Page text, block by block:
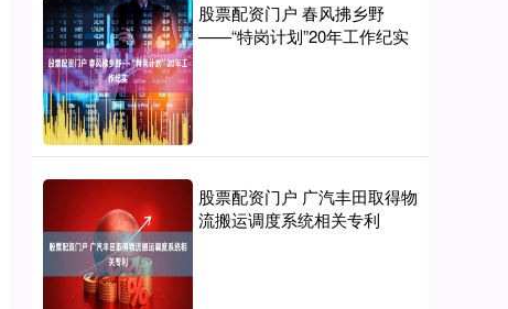
股票配资门户 春风拂乡野
——“特岗计划”20年工作纪实
股票配资门户 广汽丰田取得物
流搬运调度系统相关专利